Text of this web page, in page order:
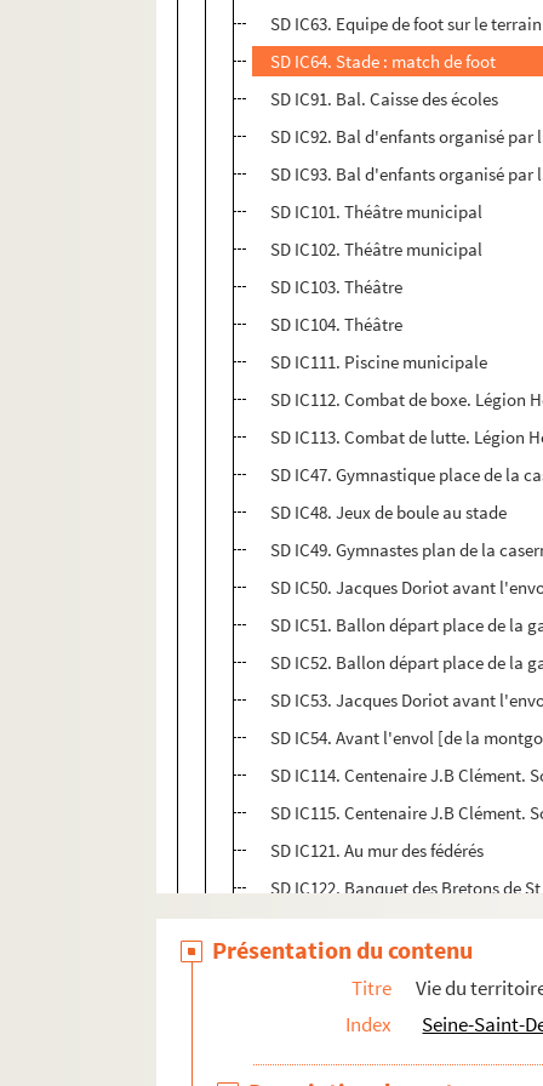
SD IC63. Equipe de foot sur le terrain
SD IC64. Stade : match de foot
SD IC91. Bal. Caisse des écoles
SD IC92. Bal d'enfants organisé par
SD IC93. Bal d'enfants organisé par
SD IC101. Théâtre municipal
SD IC102. Théâtre municipal
SD IC103. Théâtre
SD IC104. Théâtre
SD IC111. Piscine municipale
SD IC112. Combat de boxe. Légion
SD IC113. Combat de lutte. Légion
SD IC47. Gymnastique place de la
SD IC48. Jeux de boule au stade
SD IC49. Gymnastes plan de la
SD IC50. Jacques Doriot avant
SD IC51. Ballon départ place de la
SD IC52. Ballon départ place de la
SD IC53. Jacques Doriot avant
SD IC54. Avant l'envol [de la
SD IC114. Centenaire J.B Clément.
SD IC115. Centenaire J.B Clément.
SD IC121. Au mur des fédérés
SD IC122. Banquet des Bretons de
SD IC123. Société de Bigophones
SD IC124. Prise de parole de
SD IC125. Croisière organisée sur
SD IC401. Célébrations devant la
Présentation du contenu
Titre
Vie du
Index
Seine-Saint-